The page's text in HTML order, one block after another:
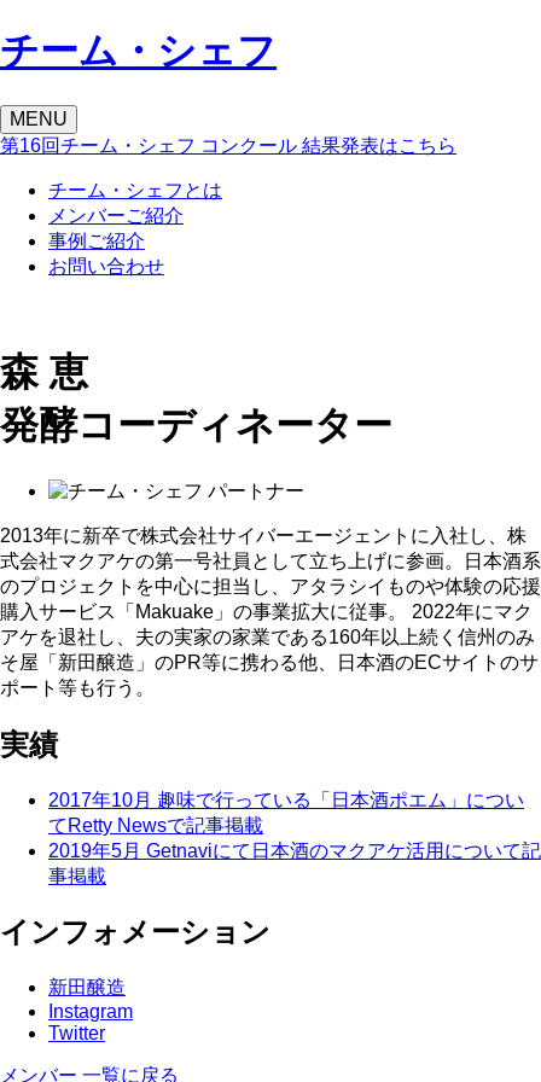
チーム・シェフ
MENU
第16回チーム・シェフ コンクール 結果発表はこちら
チーム・シェフとは
メンバーご紹介
事例ご紹介
お問い合わせ
森 恵
発酵コーディネーター
2013年に新卒で株式会社サイバーエージェントに入社し、株
式会社マクアケの第一号社員として立ち上げに参画。日本酒系
のプロジェクトを中心に担当し、アタラシイものや体験の応援
購入サービス「Makuake」の事業拡大に従事。 2022年にマク
アケを退社し、夫の実家の家業である160年以上続く信州のみ
そ屋「新田醸造」のPR等に携わる他、日本酒のECサイトのサ
ポート等も行う。
実績
2017年10月 趣味で行っている「日本酒ポエム」につい
てRetty Newsで記事掲載
2019年5月 Getnaviにて日本酒のマクアケ活用について記
事掲載
インフォメーション
新田醸造
Instagram
Twitter
メンバー 一覧に戻る